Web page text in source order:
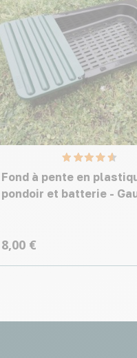
Fond à pente en
pondoir et batterie -
8,00 €